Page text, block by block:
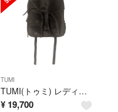
TUMI
TUMI(トゥミ) レディース リュックサック「デヴォー」 ブラック
¥ 19,700